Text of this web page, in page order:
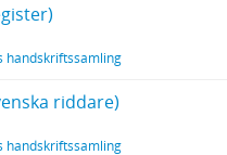
handskriftssamling
riddare)
handskriftssamling